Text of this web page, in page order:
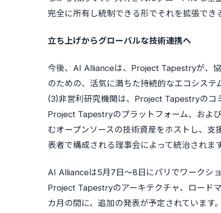
完全に所有し統制できる形でそれを拡張でき
立ち上げからグローバルな技術連携へ
今後、AI Allianceは、Project Tapestryが、
のための、活気に満ちた持続的なエコシス
(3)非営利研究機関は、Project Tapestryのコ
Project Tapestryのプラットフォーム、およ
むオープンソースの技術資産をホストし、
表者で構成される理事会によって統治されます
AI Allianceは5月7日～8日にパリでワークシ
Project Tapestryのアーキテクチャ、ロード
カ月の間に、追加の発表が予定されています。